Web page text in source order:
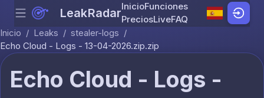
Skip to content
Menu LeakRadarInicioFunciones
PreciosLiveFAQ
Inicio / Leaks / stealer-logs /
Echo Cloud - Logs - 13-04-2026.zip.zip
Echo Cloud - Logs -